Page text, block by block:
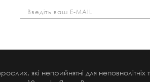
які неприйнятні для